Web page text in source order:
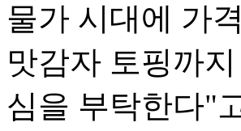
물가 시대에 가
맛감자 토핑까
심을 부탁한다"